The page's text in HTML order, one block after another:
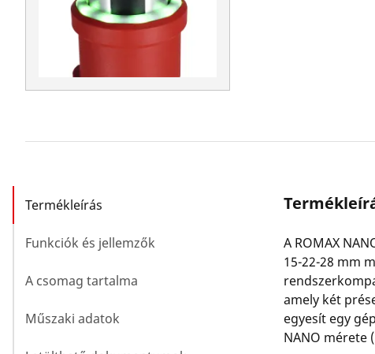
Termékleírás
Funkciók és jellemzők
A csomag tartalma
Műszaki adatok
A ROMAX
15-22-28 mm
amely két
egyesít egy
NANO mérete